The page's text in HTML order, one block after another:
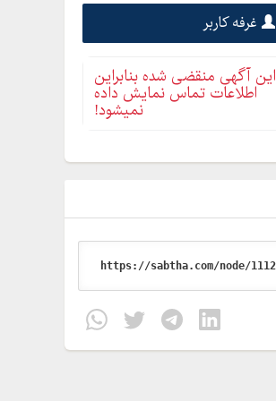
غرفه کاربر
این آگهی منقضی شده بنابراین
اطلاعات تماس نمایش داده
نمیشود!